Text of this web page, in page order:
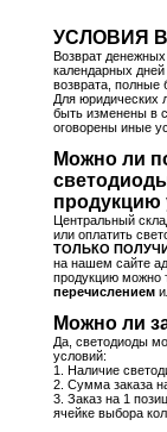
УСЛОВИЯ
Возврат
календарных
возврата, полные
Для юридических
быть изменены в
оговорены иные
Можно ли
продукцию
Центральный
или оплатить
ТОЛЬКО
на нашем сайте
продукцию можно
перечислением
Можно ли
Да, светодиоды
условий:
1. Наличие
2. Сумма заказа
3. Заказ на 1
ячейке выбора